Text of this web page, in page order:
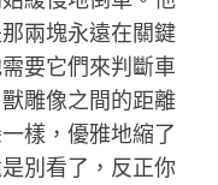
兩塊永遠在關鍵
要它們來判斷車
雕像之間的距離
樣，優雅地縮了
別看了，反正你